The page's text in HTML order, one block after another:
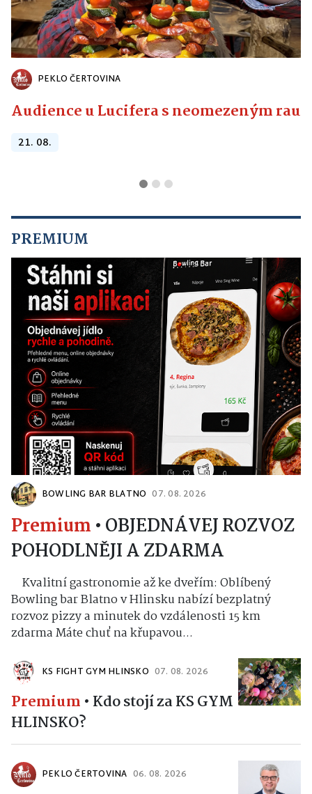
PEKLO ČERTOVINA
Audience u Lucifera s neomezeným
21. 08.
PREMIUM
BOWLING BAR BLATNO 07. 08. 2026
Premium • OBJEDNÁVEJ ROZVOZ
POHODLNĚJI A ZDARMA
Kvalitní gastronomie až ke dveřím: Oblíbený
Bowling bar Blatno v Hlinsku nabízí bezplatný
rozvoz pizzy a minutek do vzdálenosti 15 km
zdarma Máte chuť na křupavou...
KS FIGHT GYM HLINSKO 07. 08. 2026
Premium • Kdo stojí za KS GYM
HLINSKO?
PEKLO ČERTOVINA 06. 08. 2026